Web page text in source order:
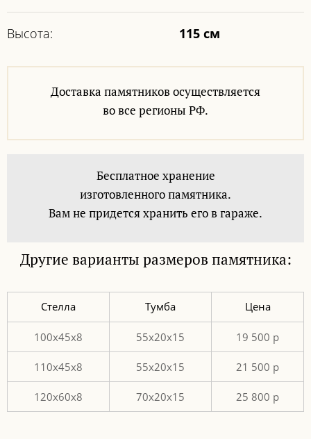
Высота: 115 см
Доставка памятников осуществляется
во все регионы РФ.
Бесплатное хранение
изготовленного памятника.
Вам не придется хранить его в гараже.
Другие варианты размеров памятника:
Стелла Тумба Цена
100х45х8 55х20х15 19 500 р
110х45х8 55х20х15 21 500 р
120х60х8 70х20х15 25 800 р